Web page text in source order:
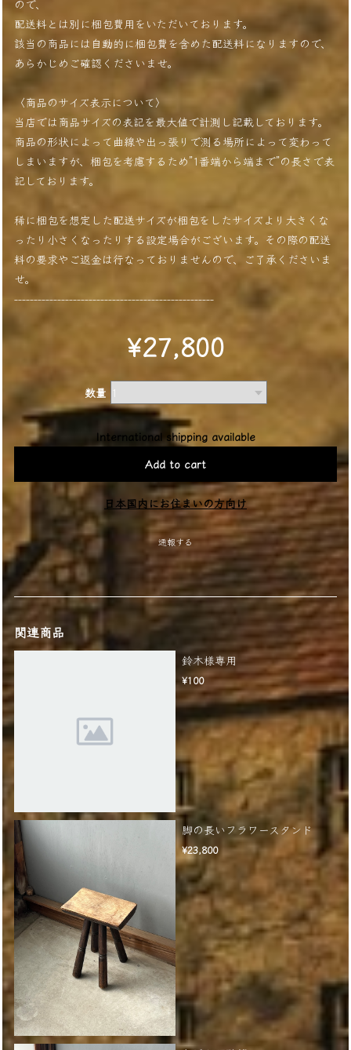
ので、
配送料とは別に梱包費用をいただいております。
該当の商品には自動的に梱包費を含めた配送料になりますので、
あらかじめご確認くださいませ。
〈商品のサイズ表示について〉
当店では商品サイズの表記を最大値で計測し記載しております。
商品の形状によって曲線や出っ張りで測る場所によって変わって
しまいますが、梱包を考慮するため”1番端から端まで”の長さで表
記しております。
稀に梱包を想定した配送サイズが梱包をしたサイズより大きくな
ったり小さくなったりする設定場合がございます。その際の配送
料の要求やご返金は行なっておりませんので、ご了承くださいま
せ。
---------------------------------------------------
¥27,800
数量
International shipping available
Add to cart
日本国内にお住まいの方向け
通報する
関連商品
鈴木様専用
¥100
脚の長いフラワースタンド
¥23,800